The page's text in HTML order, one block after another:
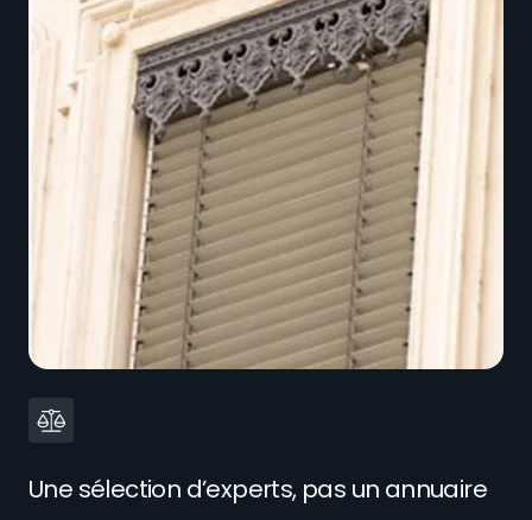
Une sélection d’experts, pas un annuaire